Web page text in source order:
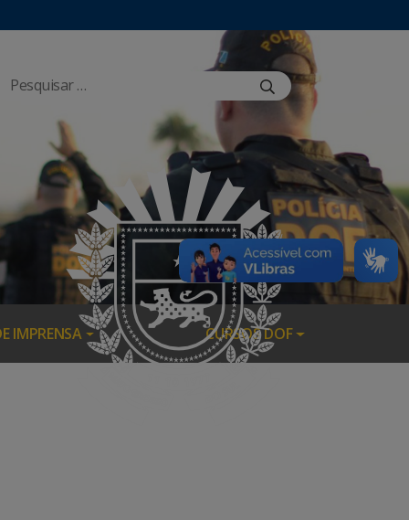
IMPRENSA CURSOS DOF